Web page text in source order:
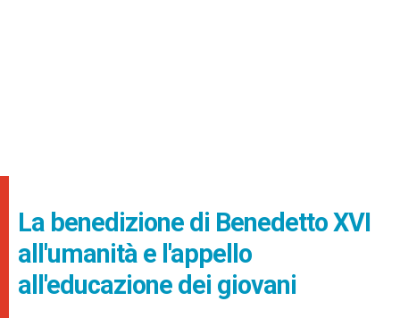
La benedizione di Benedetto XVI
all'umanità e l'appello
all'educazione dei giovani